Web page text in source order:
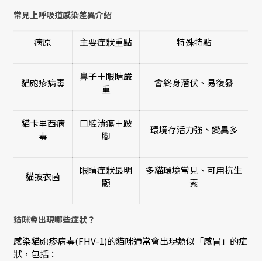
常見上呼吸道感染差異介紹
病原 主要症狀重點 特殊特點
貓皰疹病毒
鼻子＋眼睛嚴
重
會終身潛伏、易復發
貓卡里西病
毒
口腔潰瘍＋跛
腳
環境存活力強、變異多
貓披衣菌
眼睛症狀最明
顯
多貓環境常見、可用抗生
素
貓咪會出現哪些症狀？
感染貓皰疹病毒(FHV-1)的貓咪通常會出現類似「感冒」的症
狀，包括：